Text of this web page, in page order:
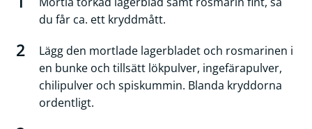
du får ca. ett kryddmått.
Lägg den mortlade lagerbladet och rosmarinen i
en bunke och tillsätt lökpulver, ingefärapulver,
chilipulver och spiskummin. Blanda kryddorna
ordentligt.